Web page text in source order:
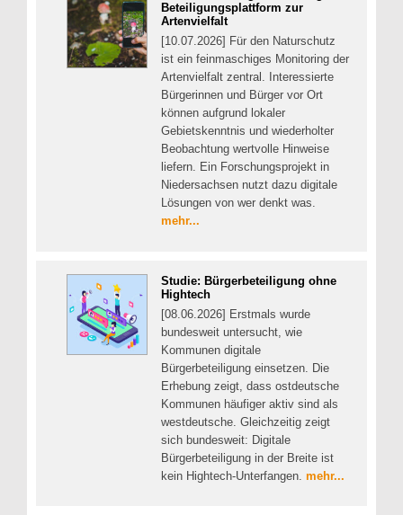
Beteiligungsplattform zur
Artenvielfalt
[10.07.2026] Für den Naturschutz
ist ein feinmaschiges Monitoring der
Artenvielfalt zentral. Interessierte
Bürgerinnen und Bürger vor Ort
können aufgrund lokaler
Gebietskenntnis und wiederholter
Beobachtung wertvolle Hinweise
liefern. Ein Forschungsprojekt in
Niedersachsen nutzt dazu digitale
Lösungen von wer denkt was.
mehr...
Studie: Bürgerbeteiligung ohne
Hightech
[08.06.2026] Erstmals wurde
bundesweit untersucht, wie
Kommunen digitale
Bürgerbeteiligung einsetzen. Die
Erhebung zeigt, dass ostdeutsche
Kommunen häufiger aktiv sind als
westdeutsche. Gleichzeitig zeigt
sich bundesweit: Digitale
Bürgerbeteiligung in der Breite ist
kein Hightech-Unterfangen. mehr...